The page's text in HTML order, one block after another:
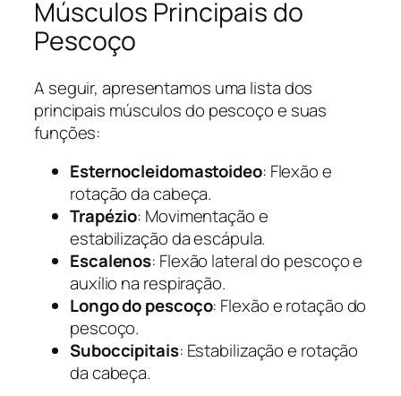
Músculos Principais do
Pescoço
A seguir, apresentamos uma lista dos
principais músculos do pescoço e suas
funções:
Esternocleidomastoideo: Flexão e
rotação da cabeça.
Trapézio: Movimentação e
estabilização da escápula.
Escalenos: Flexão lateral do pescoço e
auxílio na respiração.
Longo do pescoço: Flexão e rotação do
pescoço.
Suboccipitais: Estabilização e rotação
da cabeça.